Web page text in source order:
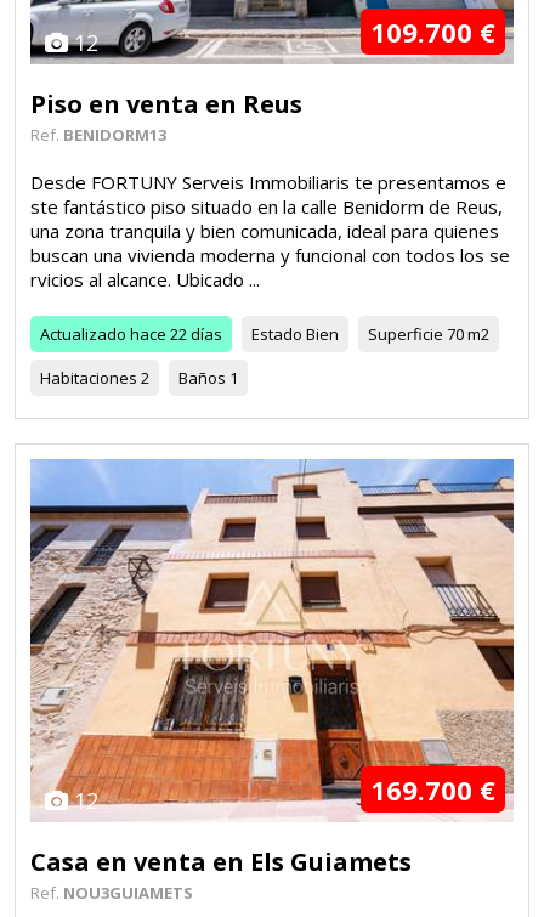
12 109.700 €
Piso en venta en Reus
Ref. BENIDORM13
Desde FORTUNY Serveis Immobiliaris te presentamos e
ste fantástico piso situado en la calle Benidorm de Reus,
una zona tranquila y bien comunicada, ideal para quienes
buscan una vivienda moderna y funcional con todos los se
rvicios al alcance. Ubicado ...
Actualizado hace 22 días Estado Bien Superficie 70 m2
Habitaciones 2 Baños 1
12 169.700 €
Casa en venta en Els Guiamets
Ref. NOU3GUIAMETS